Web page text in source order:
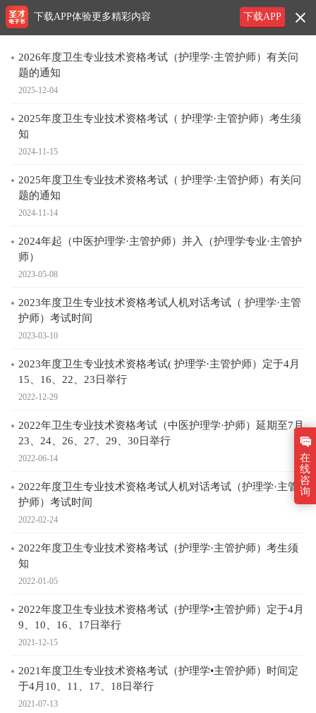
2026年度卫生专业技术资格考试（护理学·主管护师）有关问
题的通知
2025-12-04
2025年度卫生专业技术资格考试（ 护理学·主管护师）考生须
知
2024-11-15
2025年度卫生专业技术资格考试（ 护理学·主管护师）有关问
题的通知
2024-11-14
2024年起（中医护理学·主管护师）并入（护理学专业·主管护
师）
2023-05-08
2023年度卫生专业技术资格考试人机对话考试（ 护理学·主管
护师）考试时间
2023-03-10
2023年度卫生专业技术资格考试( 护理学·主管护师）定于4月
15、16、22、23日举行
2022-12-29
2022年卫生专业技术资格考试（中医护理学·护师）延期至7月
23、24、26、27、29、30日举行
2022-06-14
2022年度卫生专业技术资格考试人机对话考试（护理学·主管
护师）考试时间
2022-02-24
2022年度卫生专业技术资格考试（护理学·主管护师）考生须
知
2022-01-05
2022年度卫生专业技术资格考试（护理学•主管护师）定于4月
9、10、16、17日举行
2021-12-15
2021年度卫生专业技术资格考试（护理学•主管护师）时间定
于4月10、11、17、18日举行
2021-07-13
下载APP
下载APP体验更多精彩内容
在
线
咨
询